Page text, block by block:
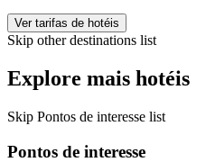
Ver tarifas de hotéis
Skip other destinations list
Explore mais hotéis
Skip Pontos de interesse list
Pontos de interesse